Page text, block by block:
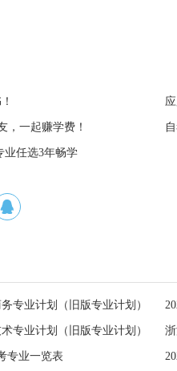
，一起赚学费！
业任选3年畅学
专业计划（旧版专业计划）
专业计划（旧版专业计划）
专业一览表